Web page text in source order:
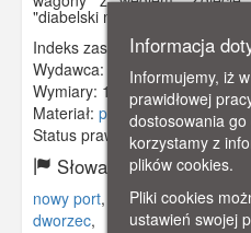
"diabelski mostek", za
Indeks zasobu:GSP01006
Wydawca:
William Stobbies,
Wymiary: 138 x 86 mm
Materiał: pocztówka
Status prawny:Użycie
Słowa kluczowe:
nowy port, neufahrwasser,
dworzec,
Informacja
Informujemy, iż
prawidłowej
dostosowania
korzystamy z
plików cookies.
Pliki cookies
ustawień swojej